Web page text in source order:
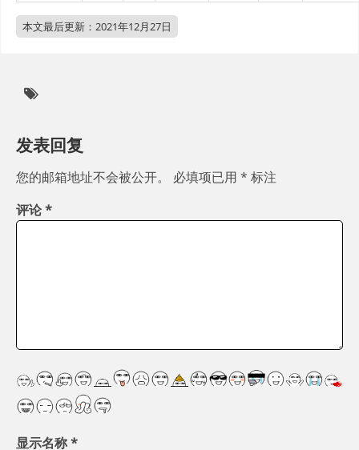
本文最后更新： 2021年12月27日
发表回复
您的邮箱地址不会被公开。 必填项已用 * 标注
评论*
显示名称*